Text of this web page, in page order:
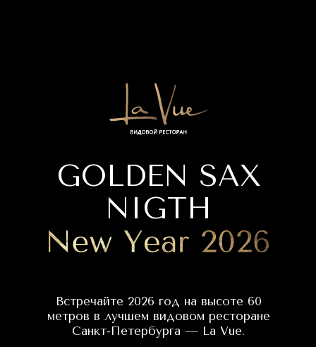
GOLDEN SAX
NIGTH
Встречайте 2026 год на высоте 60
метров в лучшем видовом ресторане
Санкт-Петербурга — La Vue.